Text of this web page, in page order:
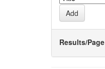
Results/Page